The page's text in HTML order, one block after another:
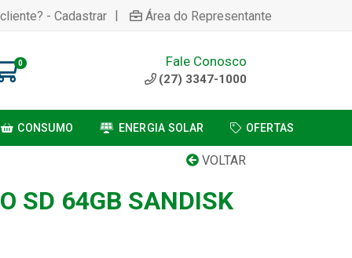
- Cadastrar | Área do Representante
0 Fale Conosco
(27) 3347-1000
CONSUMO ENERGIA SOLAR OFERTAS
VOLTAR
SD 64GB SANDISK